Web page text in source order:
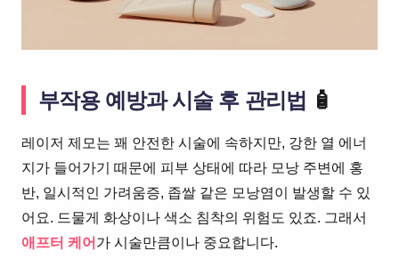
부작용 예방과 시술 후 관리법 🧴
레이저 제모는 꽤 안전한 시술에 속하지만, 강한 열 에너
지가 들어가기 때문에 피부 상태에 따라 모낭 주변에 홍
반, 일시적인 가려움증, 좁쌀 같은 모낭염이 발생할 수 있
어요. 드물게 화상이나 색소 침착의 위험도 있죠. 그래서
애프터 케어 가 시술만큼이나 중요합니다.